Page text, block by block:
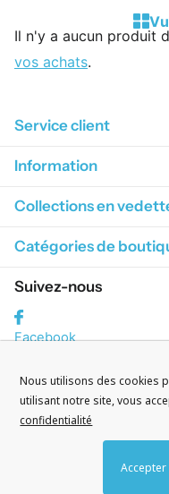
Il n'y a aucun produit
vos achats.
Service client
Information
Collections en
Catégories de
Suivez-nous
Facebook
Nous utilisons des cookies
utilisant notre site, vous
confidentialité
Accepter